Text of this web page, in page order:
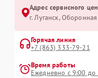
Адрес сервисного
г. Луганск,
Горячая линия
+7 (863) 333-79-21
Время работы
Ежедневно с 9:00 до